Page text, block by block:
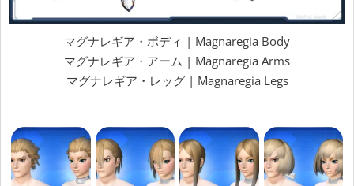
マグナレギア・ボディ | Magnaregia Body
マグナレギア・アーム | Magnaregia Arms
マグナレギア・レッグ | Magnaregia Legs